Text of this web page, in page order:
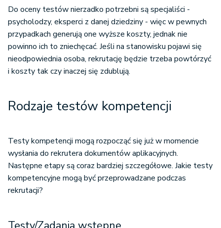
Do oceny testów nierzadko potrzebni są specjaliści -
psycholodzy, eksperci z danej dziedziny - więc w pewnych
przypadkach generują one wyższe koszty, jednak nie
powinno ich to zniechęcać. Jeśli na stanowisku pojawi się
nieodpowiednia osoba, rekrutację będzie trzeba powtórzyć
i koszty tak czy inaczej się zdublują.
Rodzaje testów kompetencji
Testy kompetencji mogą rozpocząć się już w momencie
wysłania do rekrutera dokumentów aplikacyjnych.
Następne etapy są coraz bardziej szczegółowe. Jakie testy
kompetencyjne mogą być przeprowadzane podczas
rekrutacji?